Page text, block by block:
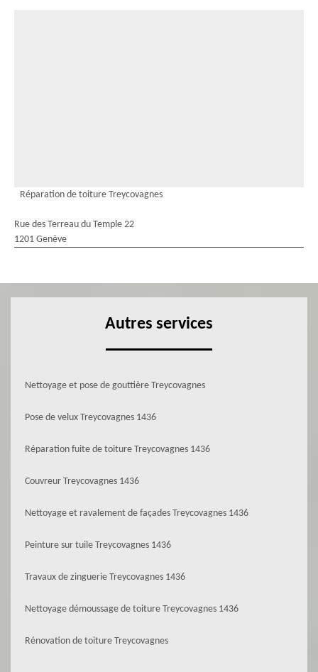
Réparation de toiture Treycovagnes
Rue des Terreau du Temple 22
1201 Genève
Autres services
Nettoyage et pose de gouttière Treycovagnes
Pose de velux Treycovagnes 1436
Réparation fuite de toiture Treycovagnes 1436
Couvreur Treycovagnes 1436
Nettoyage et ravalement de façades Treycovagnes 1436
Peinture sur tuile Treycovagnes 1436
Travaux de zinguerie Treycovagnes 1436
Nettoyage démoussage de toiture Treycovagnes 1436
Rénovation de toiture Treycovagnes